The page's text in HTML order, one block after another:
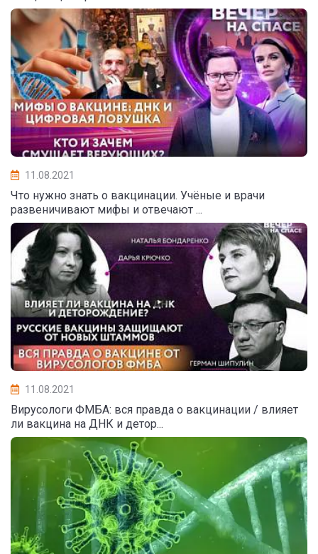
11.08.2021
Что нужно знать о вакцинации. Учёные и врачи
развеничивают мифы и отвечают ...
11.08.2021
Вирусологи ФМБА: вся правда о вакцинации / влияет
ли вакцина на ДНК и детор...